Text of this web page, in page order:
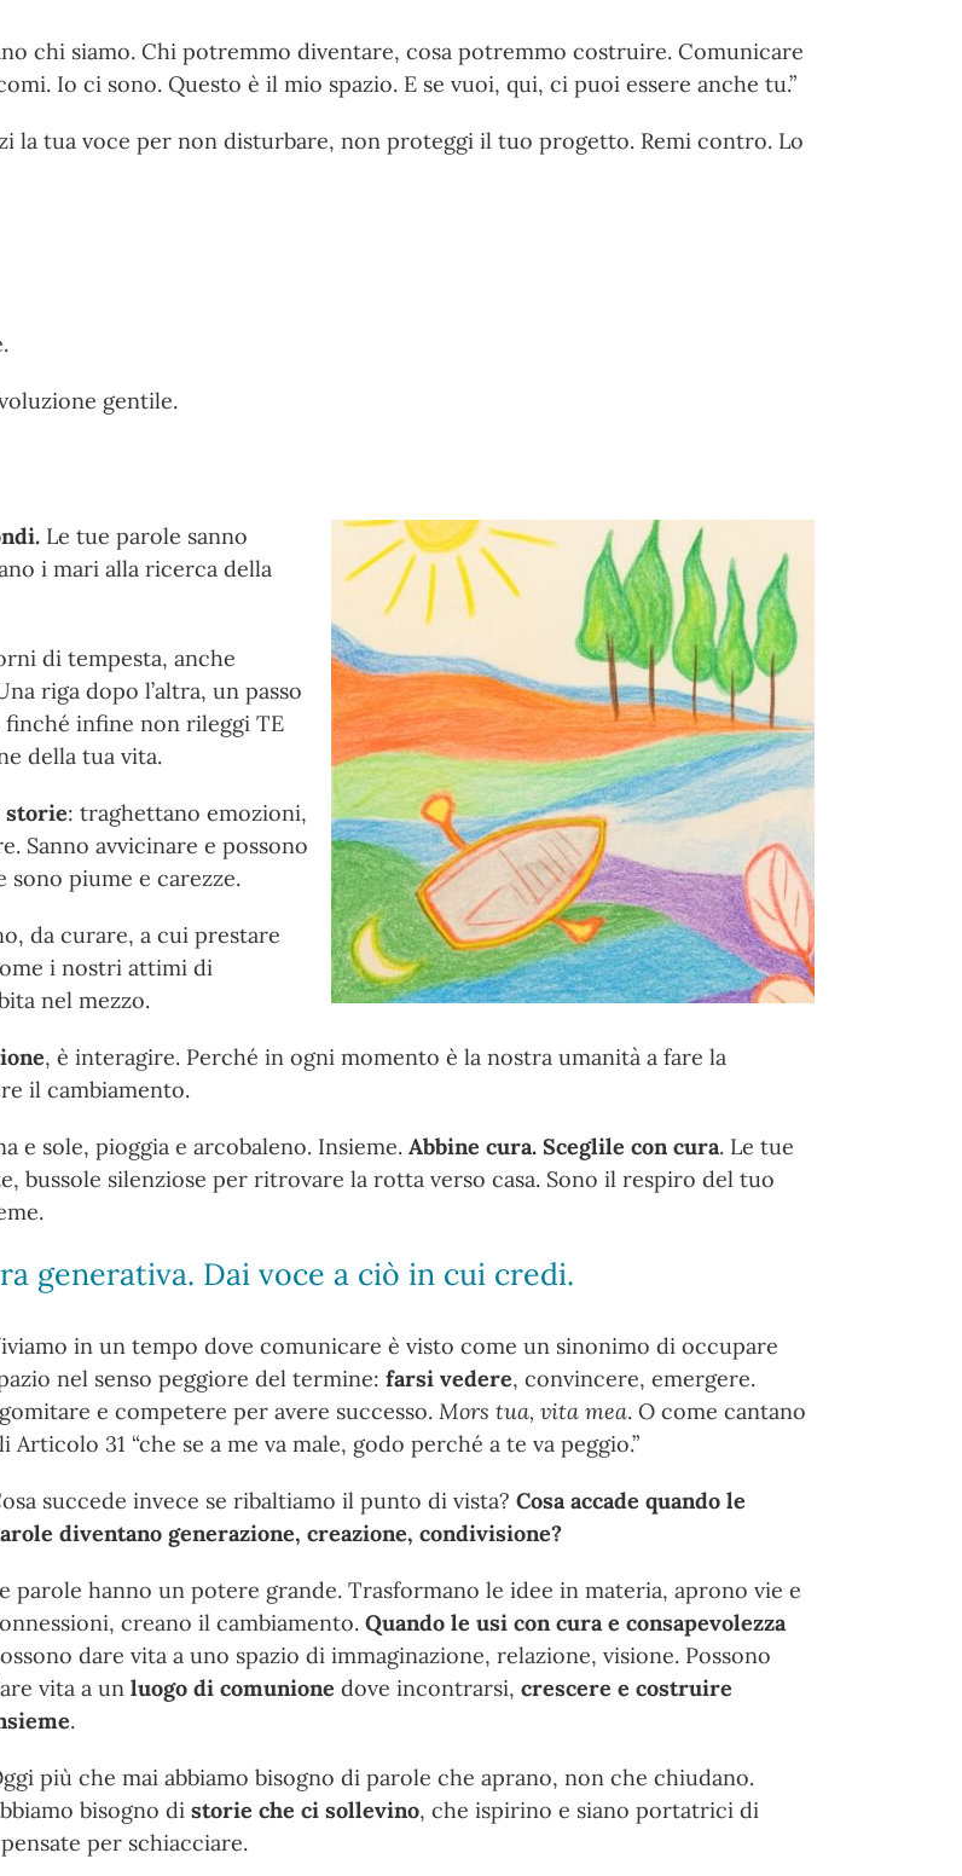
chi siamo. Chi potremmo diventare, cosa potremmo costruire. Comunicare
Io ci sono. Questo è il mio spazio. E se vuoi, qui, ci puoi essere anche tu.”
la tua voce per non disturbare, non proteggi il tuo progetto. Remi contro. Lo
gentile.
Le tue parole sanno
i mari alla ricerca della
di tempesta, anche
riga dopo l’altra, un passo
infine non rileggi TE
della tua vita.
storie: traghettano emozioni,
Sanno avvicinare e possono
piume e carezze.
da curare, a cui prestare
i nostri attimi di
nel mezzo.
, è interagire. Perché in ogni momento è la nostra umanità a fare la
il cambiamento.
e sole, pioggia e arcobaleno. Insieme. Abbine cura. Sceglile con cura. Le tue
bussole silenziose per ritrovare la rotta verso casa. Sono il respiro del tuo
generativa. Dai voce a ciò in cui credi.
in un tempo dove comunicare è visto come un sinonimo di occupare
nel senso peggiore del termine: farsi vedere, convincere, emergere.
e competere per avere successo. Mors tua, vita mea. O come cantano
Articolo 31 “che se a me va male, godo perché a te va peggio.”
succede invece se ribaltiamo il punto di vista? Cosa accade quando le
diventano generazione, creazione, condivisione?
parole hanno un potere grande. Trasformano le idee in materia, aprono vie e
creano il cambiamento. Quando le usi con cura e consapevolezza
dare vita a uno spazio di immaginazione, relazione, visione. Possono
vita a un luogo di comunione dove incontrarsi, crescere e costruire
.
più che mai abbiamo bisogno di parole che aprano, non che chiudano.
bisogno di storie che ci sollevino, che ispirino e siano portatrici di
per schiacciare.